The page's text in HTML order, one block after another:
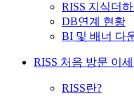
RISS 지식더하
DB연계 현황
BI 및 배너 다
RISS 처음 방문 이
RISS란?